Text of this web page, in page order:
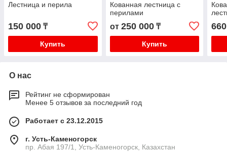
Лестница и перила
150 000 ₸
Купить
Кованная лестница с
перилами
от 250 000₸
Купить
О нас
Рейтинг не сформирован
Менее 5 отзывов за последний год
Работает с 23.12.2015
г. Усть-Каменогорск
пр. Абая 197/1, Усть-Каменогорск, Казахстан